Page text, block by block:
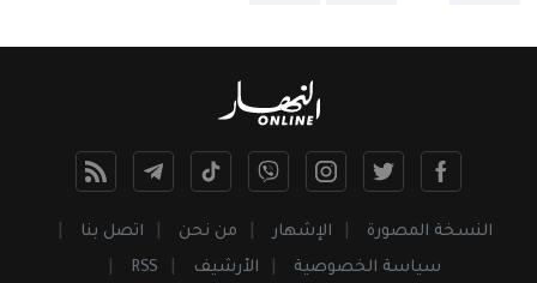
النسخة المصورة الإشهار من نحن
اتصل بنا
سياسة الخصوصية
الأرشيف RSS